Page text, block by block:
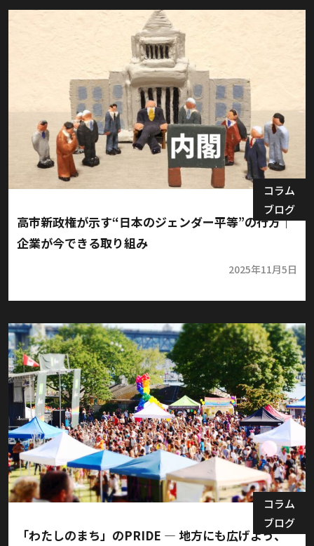
コラム
ブログ
高市新政権が示す“日本のジェンダー平等”の行方｜
企業が今できる取り組み
2025年11月5日
コラム
ブログ
「わたしのまち」のPRIDE ― 地方にも広げよう、